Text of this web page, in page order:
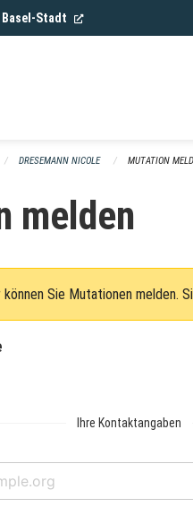
Stadt (External Link)
DRESEMANN NICOLE MUTATION
melden
können Sie Mutationen melden.
Ihre Kontaktangaben